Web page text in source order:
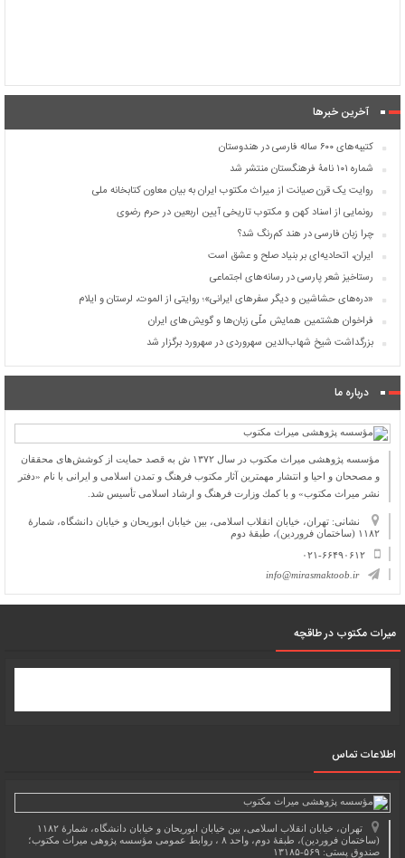
آخرین خبرها
کتیبه‌های ۶۰۰ ساله فارسی در هندوستان
شماره ۱۰۱ نامۀ فرهنگستان منتشر شد
روایت یک قرن صیانت از میراث مکتوب ایران به بیان معاون کتابخانه ملی
رونمایی از اسناد کهن و مکتوب تاریخی آیین اربعین در حرم رضوی
چرا زبان فارسی در هند کم‌رنگ شد؟
ایران، اتحادیه‌ای بر بنیاد صلح و عشق است
رستاخیز شعر پارسی در رسانه‌های اجتماعی
«دره‌های حشاشین و دیگر سفرهای ایرانی»؛ روایتی از الموت، لرستان و ایلام
فراخوان هشتمین همایش ملّی زبان‌ها و گویش‌های ایران
بزرگداشت شیخ شهاب‌الدین سهروردی در سهرورد برگزار شد
درباره ما
مؤسسه پژوهشی میراث مكتوب در سال ۱۳۷۲ ش به قصد حمایت از كوشش‌های محققان
و مصححان و احیا و انتشار مهمترین آثار مكتوب فرهنگ و تمدن اسلامی و ایرانی با نام «دفتر
نشر میراث مكتوب» و با كمك وزارت فرهنگ و ارشاد اسلامی تأسیس شد.
نشانی: تهران، خیابان انقلاب اسلامی، بین خیابان ابوریحان و خیابان دانشگاه، شمارۀ
۱۱۸۲ (ساختمان فروردین)، طبقۀ دوم
۰۲۱-۶۶۴۹۰۶۱۲
info@mirasmaktoob.ir
میرات مکتوب در طاقچه
اطلاعات تماس
تهران، خیابان انقلاب اسلامی، بین خیابان ابوریحان و خیابان دانشگاه، شمارۀ ۱۱۸۲
(ساختمان فروردین)، طبقۀ دوم، واحد ۸ ، روابط عمومی مؤسسه پژوهی میراث مکتوب؛
صندوق پستی: ۵۶۹-۱۳۱۸۵